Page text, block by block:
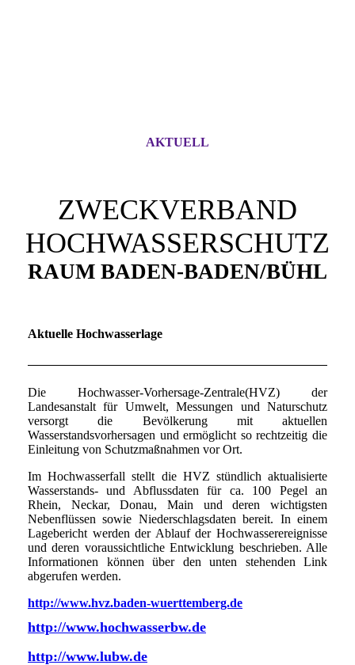
AKTUELL
ZWECKVERBAND
HOCHWASSERSCHUTZ
RAUM BADEN-BADEN/BÜHL
Aktuelle Hochwasserlage
Die Hochwasser-Vorhersage-Zentrale(HVZ) der
Landesanstalt für Umwelt, Messungen und Naturschutz
versorgt die Bevölkerung mit aktuellen
Wasserstandsvorhersagen und ermöglicht so rechtzeitig die
Einleitung von Schutzmaßnahmen vor Ort.
Im Hochwasserfall stellt die HVZ stündlich aktualisierte
Wasserstands- und Abflussdaten für ca. 100 Pegel an
Rhein, Neckar, Donau, Main und deren wichtigsten
Nebenflüssen sowie Niederschlagsdaten bereit. In einem
Lagebericht werden der Ablauf der Hochwasserereignisse
und deren voraussichtliche Entwicklung beschrieben. Alle
Informationen können über den unten stehenden Link
abgerufen werden.
http://www.hvz.baden-wuerttemberg.de
http://www.hochwasserbw.de
http://www.lubw.de